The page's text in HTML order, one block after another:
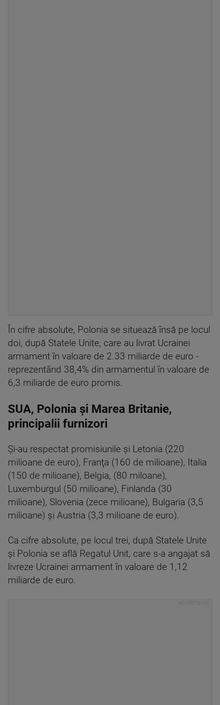
În cifre absolute, Polonia se situează însă pe locul
doi, după Statele Unite, care au livrat Ucrainei
armament în valoare de 2.33 miliarde de euro -
reprezentând 38,4% din armamentul în valoare de
6,3 miliarde de euro promis.
SUA, Polonia și Marea Britanie,
principalii furnizori
Şi-au respectat promisiunile şi Letonia (220
milioane de euro), Franţa (160 de milioane), Italia
(150 de milioane), Belgia, (80 miloane),
Luxemburgul (50 milioane), Finlanda (30
milioane), Slovenia (zece milioane), Bulgaria (3,5
milioane) şi Austria (3,3 milioane de euro).
Ca cifre absolute, pe locul trei, după Statele Unite
şi Polonia se află Regatul Unit, care s-a angajat să
livreze Ucrainei armament în valoare de 1,12
miliarde de euro.